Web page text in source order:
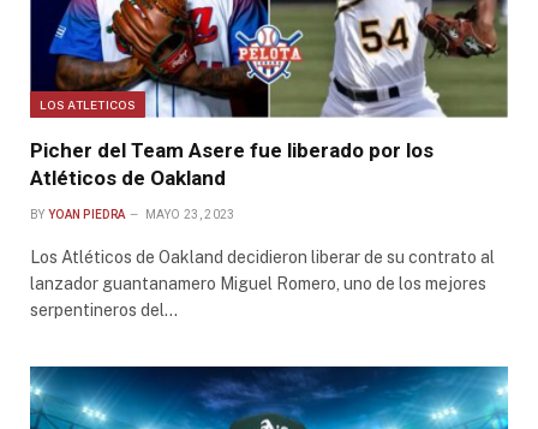
LOS ATLETICOS
Picher del Team Asere fue liberado por los
Atléticos de Oakland
BY YOAN PIEDRA MAYO 23, 2023
Los Atléticos de Oakland decidieron liberar de su contrato al
lanzador guantanamero Miguel Romero, uno de los mejores
serpentineros del…